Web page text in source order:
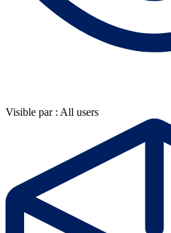
Visible par : All users